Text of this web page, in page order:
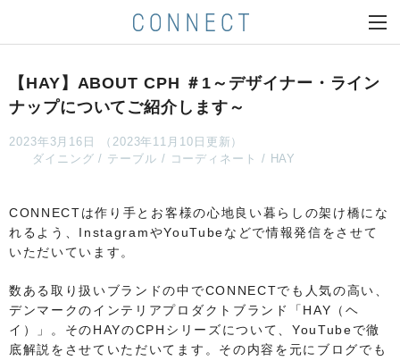
【HAY】ABOUT CPH ＃1～デザイナー・ライン
ナップについてご紹介します～
2023年3月16日 （2023年11月10日更新）
ダイニング
テーブル コーディネート HAY
CONNECTは作り手とお客様の心地良い暮らしの架け橋にな
れるよう、InstagramやYouTubeなどで情報発信をさせて
いただいています。
数ある取り扱いブランドの中でCONNECTでも人気の高い、
デンマークのインテリアプロダクトブランド「HAY（ヘ
イ）」。そのHAYのCPHシリーズについて、YouTubeで徹
底解説をさせていただいてます。その内容を元にブログでも